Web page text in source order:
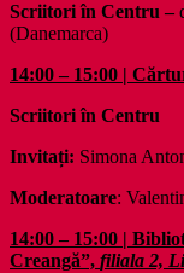
Scriitori în Centru –
(Danemarca)
14:00 – 15:00 |
Scriitori în Centru
Invitați: Simona
Moderatoare:
14:00 – 15:00 |
Creangă”, filiala 2,